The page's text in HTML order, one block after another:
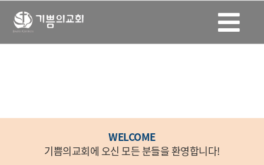
WELCOME
기쁨의교회에 오신 모든 분들을 환영합니다!